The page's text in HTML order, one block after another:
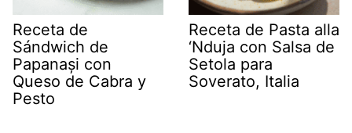
Receta de
Sándwich de
Papanași con
Queso de Cabra y
Pesto
Receta de Pasta alla
‘Nduja con Salsa de
Setola para
Soverato, Italia